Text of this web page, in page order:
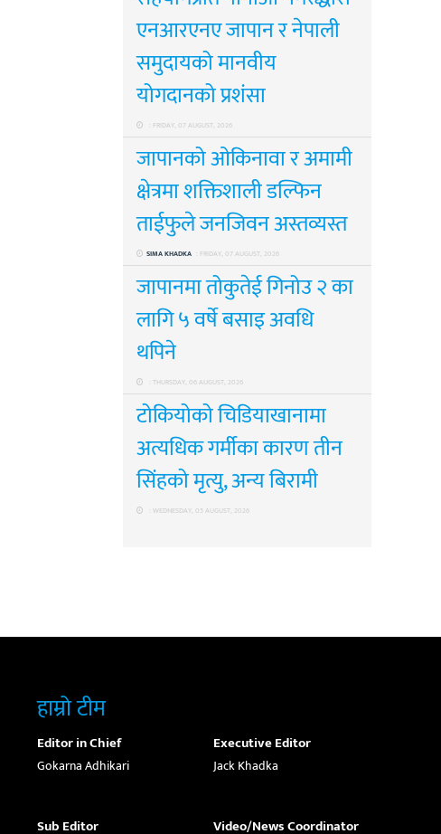
एनआरएनए जापान र नेपाली
समुदायको मानवीय
योगदानको प्रशंसा
: FRIDAY, 07 AUGUST, 2026
जापानको ओकिनावा र अमामी
क्षेत्रमा शक्तिशाली डल्फिन
ताईफुले जनजिवन अस्तव्यस्त
SIMA KHADKA : FRIDAY, 07 AUGUST, 2026
जापानमा तोकुतेई गिनोउ २ का
लागि ५ वर्षे बसाइ अवधि
थपिने
: THURSDAY, 06 AUGUST, 2026
टोकियोको चिडियाखानामा
अत्यधिक गर्मीका कारण तीन
सिंहको मृत्यु, अन्य बिरामी
: WEDNESDAY, 05 AUGUST, 2026
हाम्रो टीम
Editor in Chief
Gokarna Adhikari
Sub Editor
Executive Editor
Jack Khadka
Video/News Coordinator